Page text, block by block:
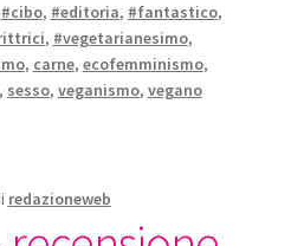
#cibo, #editoria, #fantastico,
, #vegetarianesimo,
, carne, ecofemminismo,
sesso, veganismo, vegano
redazioneweb